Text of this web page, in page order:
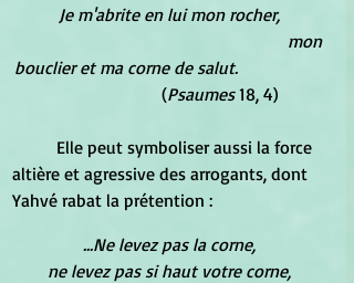
Je m'abrite en lui mon rocher,
mon
bouclier et ma corne de salut.
		   (
Psaumes 18, 4)
altière et agressive des arrogants, dont
Yahvé rabat la prétention :
...Ne levez pas la corne,
ne levez pas si haut votre corne,